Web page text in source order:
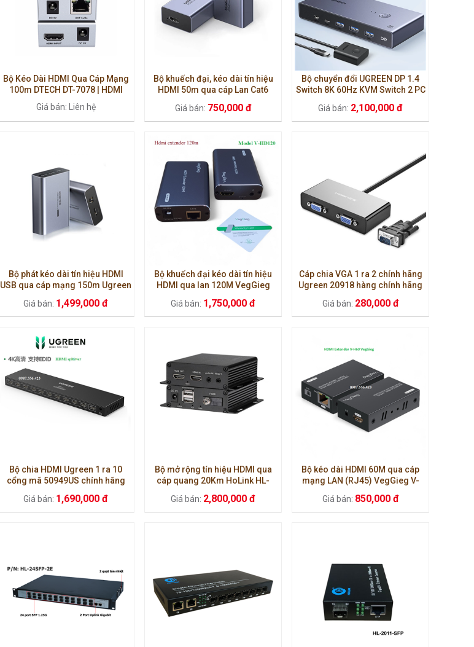
Bộ Kéo Dài HDMI Qua Cáp Mạng
100m DTECH DT-7078 | HDMI
CAT6
Giá bán: Liên hệ
Bộ khuếch đại, kéo dài tín hiệu
HDMI 50m qua cáp Lan Cat6
Giá bán: 750,000 đ
Bộ chuyển đổi UGREEN DP 1.4
Switch 8K 60Hz KVM Switch 2 PC
Giá bán: 2,100,000 đ
Bộ phát kéo dài tín hiệu HDMI
USB qua cáp mạng 150m Ugreen
Giá bán: 1,499,000 đ
Bộ khuếch đại kéo dài tín hiệu
HDMI qua lan 120M VegGieg
Giá bán: 1,750,000 đ
Cáp chia VGA 1 ra 2 chính hãng
Ugreen 20918 hàng chính hãng
Giá bán: 280,000 đ
Bộ chia HDMI Ugreen 1 ra 10
cổng mã 50949US chính hãng
Giá bán: 1,690,000 đ
Bộ mở rộng tín hiệu HDMI qua
cáp quang 20Km HoLink HL-
Giá bán: 2,800,000 đ
Bộ kéo dài HDMI 60M qua cáp
mạng LAN (RJ45) VegGieg V-
Giá bán: 850,000 đ